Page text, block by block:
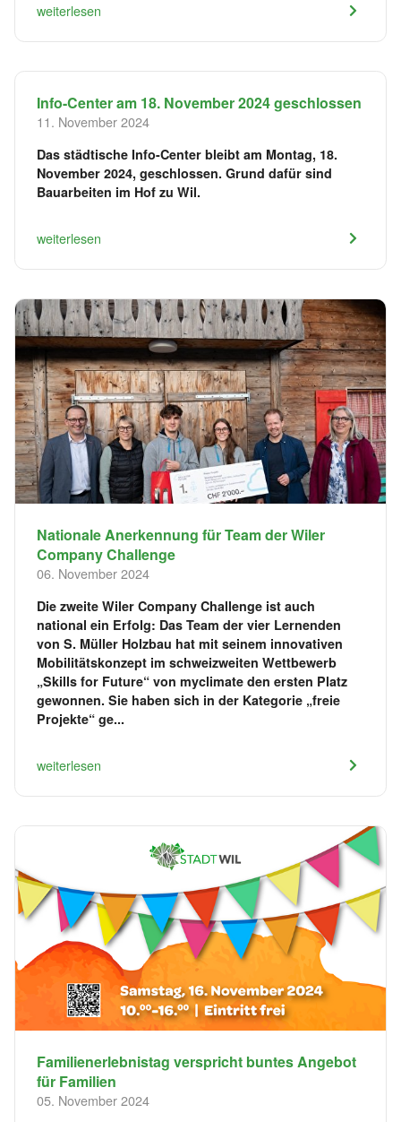
weiterlesen
Info-Center am 18. November 2024 geschlossen
11. November 2024
Das städtische Info-Center bleibt am Montag, 18.
November 2024, geschlossen. Grund dafür sind
Bauarbeiten im Hof zu Wil.
weiterlesen
Nationale Anerkennung für Team der Wiler
Company Challenge
06. November 2024
Die zweite Wiler Company Challenge ist auch
national ein Erfolg: Das Team der vier Lernenden
von S. Müller Holzbau hat mit seinem innovativen
Mobilitätskonzept im schweizweiten Wettbewerb
„Skills for Future“ von myclimate den ersten Platz
gewonnen. Sie haben sich in der Kategorie „freie
Projekte“ ge...
weiterlesen
Familienerlebnistag verspricht buntes Angebot
für Familien
05. November 2024